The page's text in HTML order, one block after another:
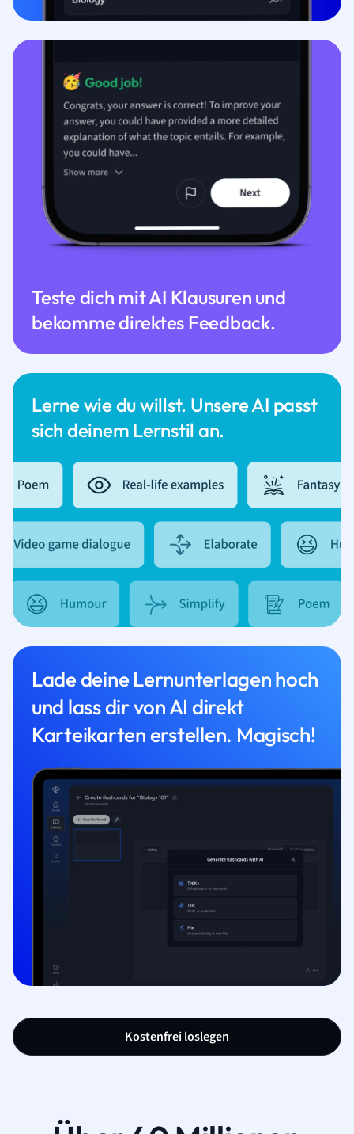
Lerne wie du willst. Unsere AI passt
sich deinem Lernstil an.
Teste dich mit AI Klausuren und
bekomme direktes Feedback.
Lade deine Lernunterlagen hoch
und lass dir von AI direkt
Karteikarten erstellen. Magisch!
Kostenfrei loslegen